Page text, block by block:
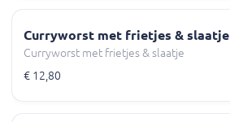
Curryworst met frietjes & slaatje
Curryworst met frietjes & slaatje
€ 12,80